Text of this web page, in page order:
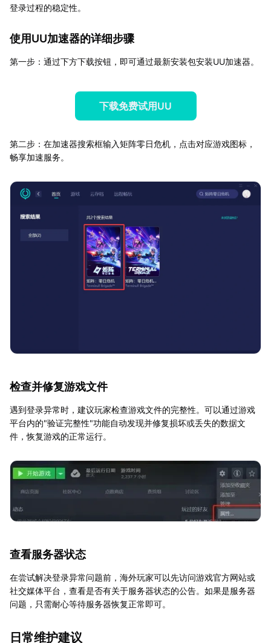
登录过程的稳定性。
使用UU加速器的详细步骤
第一步：通过下方下载按钮，即可通过最新安装包安装UU加速器。
下载免费试用UU
第二步：在加速器搜索框输入矩阵零日危机，点击对应游戏图标，
畅享加速服务。
检查并修复游戏文件
遇到登录异常时，建议玩家检查游戏文件的完整性。可以通过游戏
平台内的"验证完整性"功能自动发现并修复损坏或丢失的数据文
件，恢复游戏的正常运行。
查看服务器状态
在尝试解决登录异常问题前，海外玩家可以先访问游戏官方网站或
社交媒体平台，查看是否有关于服务器状态的公告。如果是服务器
问题，只需耐心等待服务器恢复正常即可。
日常维护建议